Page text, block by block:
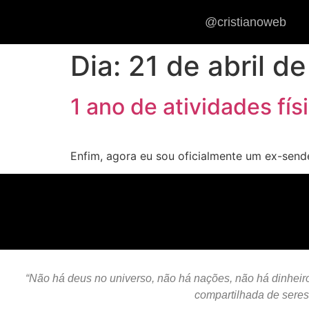
@cristianoweb
Dia: 21 de abril
1 ano de atividades
Enfim, agora eu sou oficialmente um ex-
“Não há deus no universo, não há nações, não há
compartilhada de